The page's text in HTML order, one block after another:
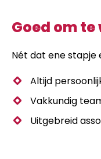
Goed om te
Nét dat ene stapje
Altijd
Vakkundig
Uitgebreid